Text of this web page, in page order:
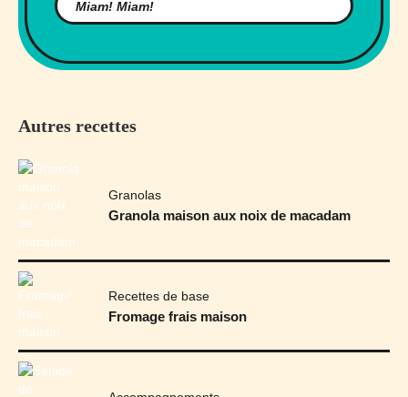
Autres recettes
Granolas
Granola maison aux noix de macadam
Recettes de base
Fromage frais maison